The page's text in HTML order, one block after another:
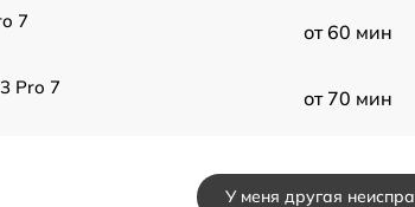
7
от 60 мин
Pro 7
от 70 мин
У меня другая